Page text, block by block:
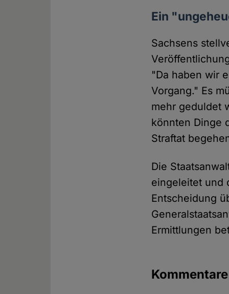
Ein
Sachsens
"Da haben wir
Vorgang." Es
mehr geduldet
könnten Dinge
Straftat
Die
eingeleitet und
Entscheidung
Ermittlungen
Kommentare